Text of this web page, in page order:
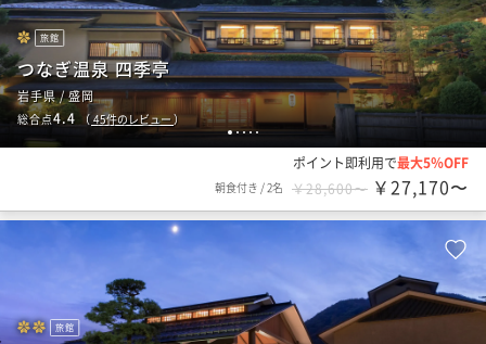
12345
旅館
つなぎ温泉 四季亭
岩手県 / 盛岡
総合点4.4 （ 45件のレビュー）
ポイント即利用で最大5％OFF
朝食付き /2名 ￥28,600〜 ￥27,170〜
旅館